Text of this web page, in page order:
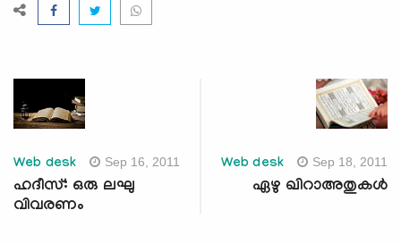
Web desk Sep 16, 2011
ഹദീസ്: ഒരു ലഘു
വിവരണം
Web desk Sep 18, 2011
ഏഴു ഖിറാഅതുകള്‍